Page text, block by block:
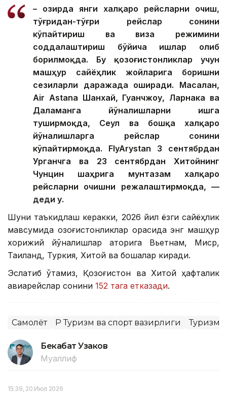
– Ҳозирда янги халқаро рейсларни очиш,
тўғридан-тўғри рейслар сонини
кўпайтириш ва виза режимини
соддалаштириш бўйича ишлар олиб
борилмоқда. Бу қозоғистонликлар учун
машҳур сайёҳлик жойларига боришни
сезиларли даражада оширади. Масалан,
Air Astana Шанхай, Гуанчжоу, Ларнака ва
Даламанга йўналишларни ишга
туширмоқда, Сеул ва бошқа халқаро
йўналишларга рейслар сонини
кўпайтирмоқда. FlyArystan 3 сентябрдан
Урганчга ва 23 сентябрдан Хитойнинг
Чунцин шаҳрига мунтазам халқаро
рейсларни очишни режалаштирмоқда, —
деди у.
Шуни таъкидлаш керакки, 2026 йил ёзги сайёҳлик
мавсумида қозоғистонликлар орасида энг машҳур
хорижий йўналишлар қаторига Вьетнам, Миср,
Таиланд, Туркия, Хитой ва бошқалар киради.
Эслатиб ўтамиз, Қозоғистон ва Хитой ҳафталик
авиарейслар сонини 152 тага етказади.
Самолёт ҚР Туризм ва спорт вазирлиги Туризм
Бекабат Узаков
Муаллиф
15:39, 20 Июл 2026